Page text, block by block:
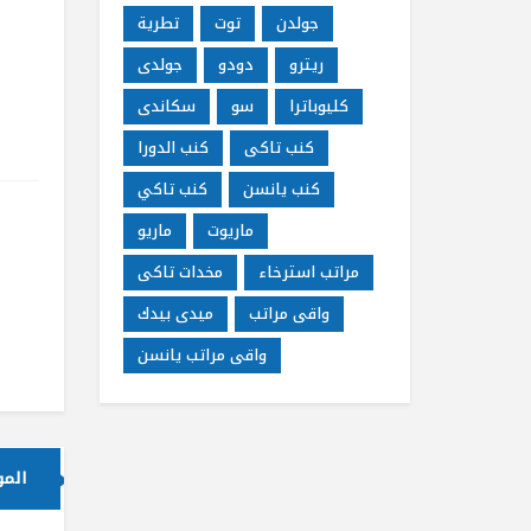
تطرية
توت
جولدن
جولدى
دودو
ريترو
سكاندى
سو
كليوباترا
كنب الدورا
كنب تاكى
كنب تاكي
كنب يانسن
ماريو
ماريوت
مخدات تاكى
مراتب استرخاء
ميدى بيدك
واقى مراتب
واقى مراتب يانسن